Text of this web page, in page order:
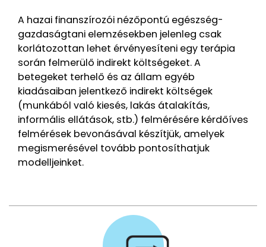
A hazai finanszírozói nézőpontú egészség-
gazdaságtani elemzésekben jelenleg csak
korlátozottan lehet érvényesíteni egy terápia
során felmerülő indirekt költségeket. A
betegeket terhelő és az állam egyéb
kiadásaiban jelentkező indirekt költségek
(munkából való kiesés, lakás átalakítás,
informális ellátások, stb.) felmérésére kérdőíves
felmérések bevonásával készítjük, amelyek
megismerésével tovább pontosíthatjuk
modelljeinket.